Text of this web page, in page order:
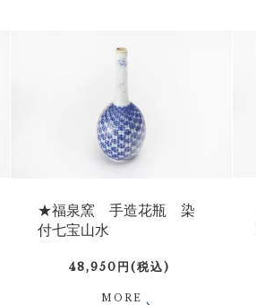
★福泉窯 手造花瓶 染
付七宝山水
48,950円(税込)
MORE